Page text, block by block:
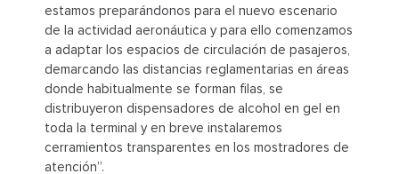
estamos preparándonos para el nuevo escenario
de la actividad aeronáutica y para ello comenzamos
a adaptar los espacios de circulación de pasajeros,
demarcando las distancias reglamentarias en áreas
donde habitualmente se forman filas, se
distribuyeron dispensadores de alcohol en gel en
toda la terminal y en breve instalaremos
cerramientos transparentes en los mostradores de
atención”.